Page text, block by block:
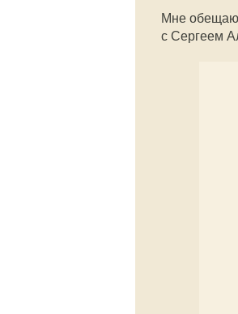
Мне
с Сергеем